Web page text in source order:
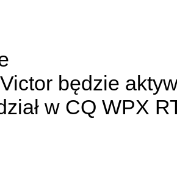
będzie
w CQ WPX